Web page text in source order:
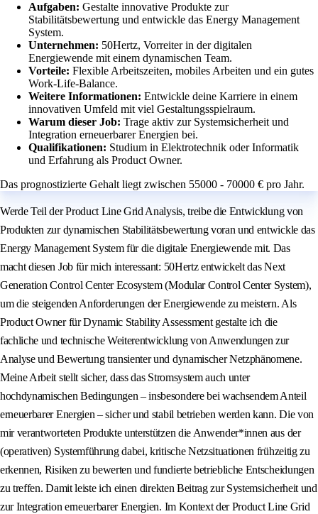
Aufgaben: Gestalte innovative Produkte zur
Stabilitätsbewertung und entwickle das Energy Management
System.
Unternehmen: 50Hertz, Vorreiter in der digitalen
Energiewende mit einem dynamischen Team.
Vorteile: Flexible Arbeitszeiten, mobiles Arbeiten und ein gutes
Work-Life-Balance.
Weitere Informationen: Entwickle deine Karriere in einem
innovativen Umfeld mit viel Gestaltungsspielraum.
Warum dieser Job: Trage aktiv zur Systemsicherheit und
Integration erneuerbarer Energien bei.
Qualifikationen: Studium in Elektrotechnik oder Informatik
und Erfahrung als Product Owner.
Das prognostizierte Gehalt liegt zwischen 55000 - 70000 € pro Jahr.
Werde Teil der Product Line Grid Analysis, treibe die Entwicklung von
Produkten zur dynamischen Stabilitätsbewertung voran und entwickle das
Energy Management System für die digitale Energiewende mit. Das
macht diesen Job für mich interessant: 50Hertz entwickelt das Next
Generation Control Center Ecosystem (Modular Control Center System),
um die steigenden Anforderungen der Energiewende zu meistern. Als
Product Owner für Dynamic Stability Assessment gestalte ich die
fachliche und technische Weiterentwicklung von Anwendungen zur
Analyse und Bewertung transienter und dynamischer Netzphänomene.
Meine Arbeit stellt sicher, dass das Stromsystem auch unter
hochdynamischen Bedingungen – insbesondere bei wachsendem Anteil
erneuerbarer Energien – sicher und stabil betrieben werden kann. Die von
mir verantworteten Produkte unterstützen die Anwender*innen aus der
(operativen) Systemführung dabei, kritische Netzsituationen frühzeitig zu
erkennen, Risiken zu bewerten und fundierte betriebliche Entscheidungen
zu treffen. Damit leiste ich einen direkten Beitrag zur Systemsicherheit und
zur Integration erneuerbarer Energien. Im Kontext der Product Line Grid